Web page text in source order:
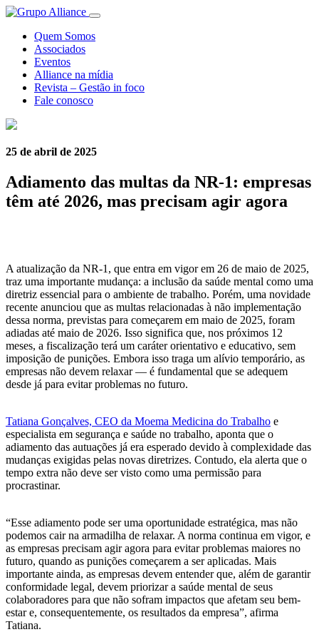
Quem Somos
Associados
Eventos
Alliance na mídia
Revista – Gestão in foco
Fale conosco
25 de abril de 2025
Adiamento das multas da NR-1: empresas
têm até 2026, mas precisam agir agora
A atualização da NR-1, que entra em vigor em 26 de maio de 2025,
traz uma importante mudança: a inclusão da saúde mental como uma
diretriz essencial para o ambiente de trabalho. Porém, uma novidade
recente anunciou que as multas relacionadas à não implementação
dessa norma, previstas para começarem em maio de 2025, foram
adiadas até maio de 2026. Isso significa que, nos próximos 12
meses, a fiscalização terá um caráter orientativo e educativo, sem
imposição de punições. Embora isso traga um alívio temporário, as
empresas não devem relaxar — é fundamental que se adequem
desde já para evitar problemas no futuro.
Tatiana Gonçalves, CEO da Moema Medicina do Trabalho e
especialista em segurança e saúde no trabalho, aponta que o
adiamento das autuações já era esperado devido à complexidade das
mudanças exigidas pelas novas diretrizes. Contudo, ela alerta que o
tempo extra não deve ser visto como uma permissão para
procrastinar.
“Esse adiamento pode ser uma oportunidade estratégica, mas não
podemos cair na armadilha de relaxar. A norma continua em vigor, e
as empresas precisam agir agora para evitar problemas maiores no
futuro, quando as punições começarem a ser aplicadas. Mais
importante ainda, as empresas devem entender que, além de garantir
conformidade legal, devem priorizar a saúde mental de seus
colaboradores para que não sofram impactos que afetam seu bem-
estar e, consequentemente, os resultados da empresa”, afirma
Tatiana.